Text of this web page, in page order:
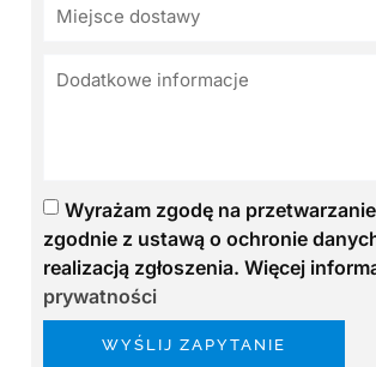
Wyrażam zgodę na
zgodnie z ustawą o ochronie
realizacją zgłoszenia. Więcej
prywatności
WYŚLIJ ZAPYTANIE